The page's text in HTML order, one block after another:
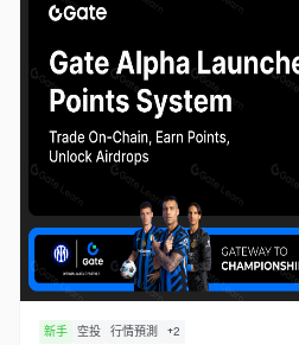
出，短期增量資金放緩，但整體
高效率協議集中，Meteora 快速崛
邊際增量主要來自協議型資產，
幣套利及資金周轉場景。衍生品
Skew 再度轉空，隱含波動率維持
與下行風險定價。本週，核心 PCE
宏觀數據將成為定價主線，同時地
能加劇市場波動。
新手 空投 行情預測 +2